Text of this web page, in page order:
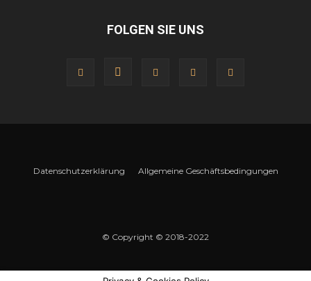
FOLGEN SIE UNS
Datenschutzerklärung Allgemeine Geschäftsbedingungen
© Copyright © 2018-2022